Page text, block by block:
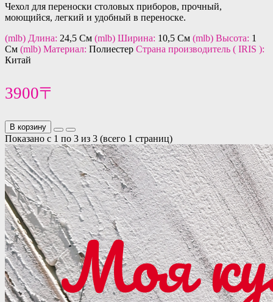
Чехол для переноски столовых приборов, прочный,
моющийся, легкий и удобный в переноске.
(mlb) Длина: 24,5 См (mlb) Ширина: 10,5 См (mlb) Высота: 1
См (mlb) Материал: Полиестер Страна производитель ( IRIS ):
Китай
3900〒
В корзину
Показано с 1 по 3 из 3 (всего 1 страниц)